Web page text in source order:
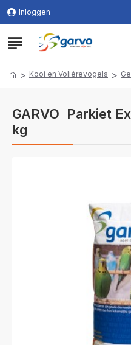
Inloggen
Kooi en Voliérevogels
GARVO
kg